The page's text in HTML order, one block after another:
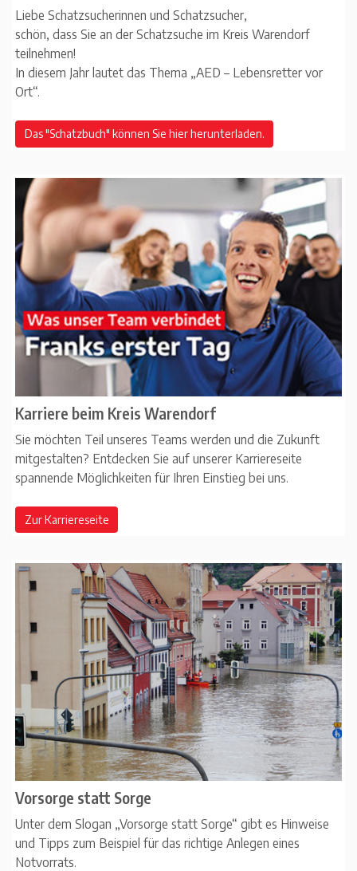
Liebe Schatzsucherinnen und Schatzsucher,
schön, dass Sie an der Schatzsuche im Kreis Warendorf
teilnehmen!
In diesem Jahr lautet das Thema „AED – Lebensretter vor
Ort“.
Das "Schatzbuch" können Sie hier herunterladen.
Karriere beim Kreis Warendorf
Sie möchten Teil unseres Teams werden und die Zukunft
mitgestalten? Entdecken Sie auf unserer Karriereseite
spannende Möglichkeiten für Ihren Einstieg bei uns.
Zur Karriereseite
Vorsorge statt Sorge
Unter dem Slogan „Vorsorge statt Sorge“ gibt es Hinweise
und Tipps zum Beispiel für das richtige Anlegen eines
Notvorrats.